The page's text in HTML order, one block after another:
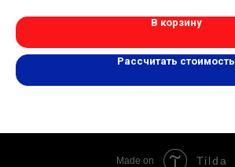
В корзину
Рассчитать стоимость
Made on Tilda